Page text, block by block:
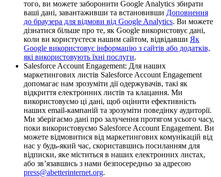
того, ви можете заборонити Google Analytics збирати
ваші дані, завантаживши та встановивши Доповнення
до браузера для відмови від Google Analytics. Ви можете
дізнатися більше про те, як Google використовує дані,
коли ви користуєтеся нашим сайтом, відвідавши Як
Google використовує інформацію з сайтів або додатків,
які використовують їхні послуги.
Salesforce Account Engagement: Для наших
маркетингових листів Salesforce Account Engagement
допомагає нам зрозуміти дії одержувачів, такі як
відкриття електронних листів та клацання. Ми
використовуємо ці дані, щоб оцінити ефективність
наших email-кампаній та зрозуміти поведінку аудиторії.
Ми зберігаємо дані про залучення протягом усього часу,
поки використовуємо Salesforce Account Engagement. Ви
можете відмовитися від маркетингових комунікацій від
нас у будь-який час, скориставшись посиланням для
відписки, яке міститься в наших електронних листах,
або зв’язавшись з нами безпосередньо за адресою
press@abetterinternet.org.